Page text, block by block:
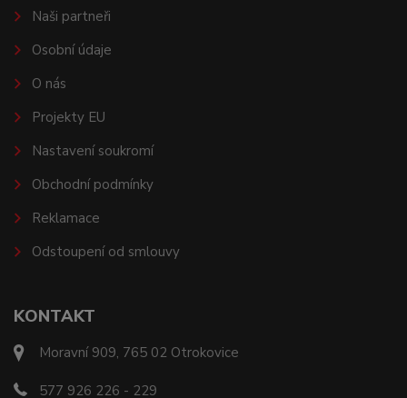
KONTAKT
Moravní 909, 765 02 Otrokovice
577 926 226 - 229
Naši partneři
Osobní údaje
O nás
Projekty EU
Nastavení soukromí
Obchodní podmínky
Reklamace
Odstoupení od smlouvy